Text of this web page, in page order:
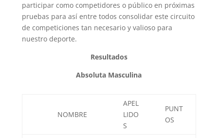
participar como competidores o público en próximas
pruebas para así entre todos consolidar este circuito
de competiciones tan necesario y valioso para
nuestro deporte.
Resultados
Absoluta Masculina
NOMBRE
APEL
LIDO
S
PUNT
OS